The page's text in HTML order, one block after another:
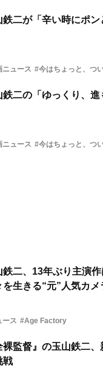
鉄二が「辛い時にポ
ニュース #今はちょっと、つ
鉄二の「ゆっくり、
ニュース #今はちょっと、つ
鉄二、13年ぶり主演
を生きる“元”人気カ
ース #Age Factory
裸監督』の玉山鉄二
戦